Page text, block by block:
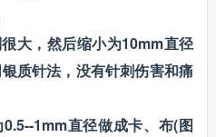
大，然后缩小为10mm直径
质针法，没有针刺伤害和痛
1mm直径做成卡、布(图